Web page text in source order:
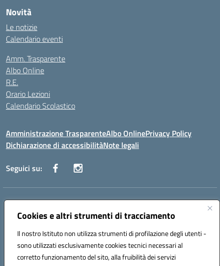
Cookies e altri strumenti di tracciamento
Il nostro Istituto non utilizza strumenti di profilazione degli utenti -
sono utilizzati esclusivamente cookies tecnici necessari al
corretto funzionamento del sito, alla fruibilità dei servizi
Novità
Le notizie
Calendario eventi
Amm. Trasparente
Albo Online
R.E.
Orario Lezioni
Calendario Scolastico
Amministrazione TrasparenteAlbo OnlinePrivacy Policy
Dichiarazione di accessibilitàNote legali
Seguici su:
Indirizzo:Via Vecchini n. 2, Ancona 60123 - Via M. Marini n. 33, Ancona
60129
Posta elettronica certificata (PEC):anis01200g@pec.istruzione.it
Codice fiscale: 93122280428
Codice meccanografico:ANIS01200G